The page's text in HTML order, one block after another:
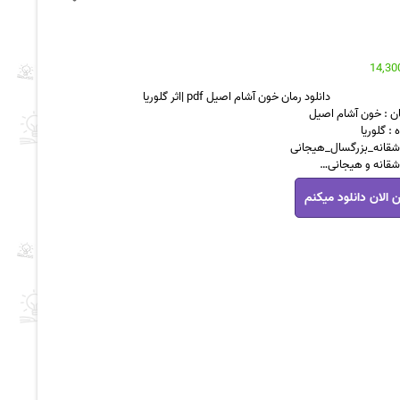
دانلود رمان خون آشام اصیل pdf |اثر گلوریا
: خون آشام اصیل
: گلوریا
و هیجانی…
الان دانلود میکنم